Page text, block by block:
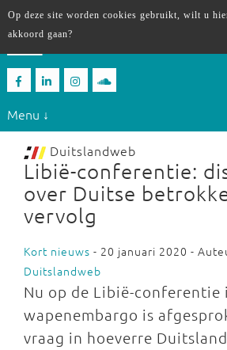
Menu ↓
Duitslandweb
Libië-conferentie:
over Duitse
vervolg
Kort nieuws - 20 januari 2020 -
Duitslandweb
Nu op de Libië-conferentie
wapenembargo is
vraag in hoeverre
Op deze site worden cookies gebruikt, wilt u
akkoord gaan?